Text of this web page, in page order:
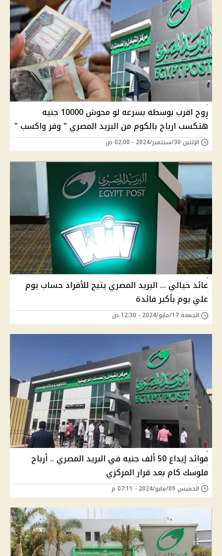
روح اقرب بوسطه بسرعه لو محوش 10000 جنيه
هتكسب ارباح بالكوم من البريد المصري " وفر واكسب "
الإثنين 30/سبتمبر/2024 - 02:00 ص
عائد خيالي … البريد المصري يتيح للأفراد حساب يوم
علي يوم بأكبر فائدة
الجمعة 17/مايو/2024 - 12:30 ص
فوائد إيداع 50 ألف جنيه في البريد المصري .. أرباح
فلوسك كام بعد قرار المركزي
الخميس 09/مايو/2024 - 07:11 م